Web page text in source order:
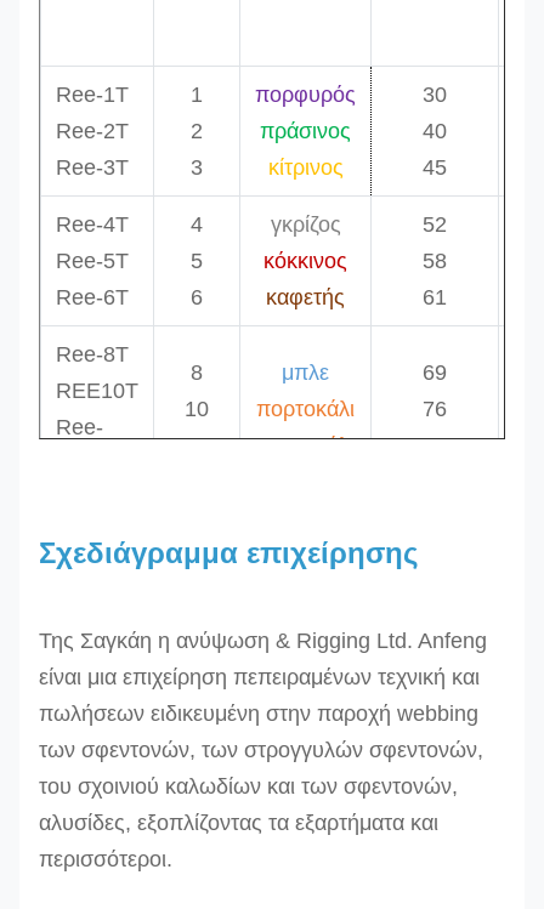
Ree-1T
Ree-2T
Ree-3T
1
2
3
πορφυρός
πράσινος
κίτρινος
30
40
45
Ree-4T
Ree-5T
Ree-6T
4
5
6
γκρίζος
κόκκινος
καφετής
52
58
61
Ree-8T
REE10T
Ree-
8
10
12
μπλε
πορτοκάλι
πορτοκάλι
69
76
85
15T
20T
30T
15
30
πορτοκάλι
πορτοκάλι
138
Ree-
50T
Ree-
100T
50
πορτοκάλι
192
Σχεδιάγραμμα επιχείρησης
Της Σαγκάη η ανύψωση & Rigging Ltd. Anfeng
είναι μια επιχείρηση πεπειραμένων τεχνική και
πωλήσεων ειδικευμένη στην παροχή webbing
των σφεντονών, των στρογγυλών σφεντονών,
του σχοινιού καλωδίων και των σφεντονών,
αλυσίδες, εξοπλίζοντας τα εξαρτήματα και
περισσότεροι.